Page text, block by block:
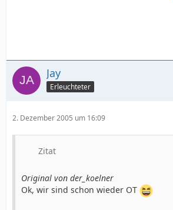
Jay
Erleuchteter
2. Dezember 2005 um 16:09
Zitat
Original von der_koelner
Ok, wir sind schon wieder OT